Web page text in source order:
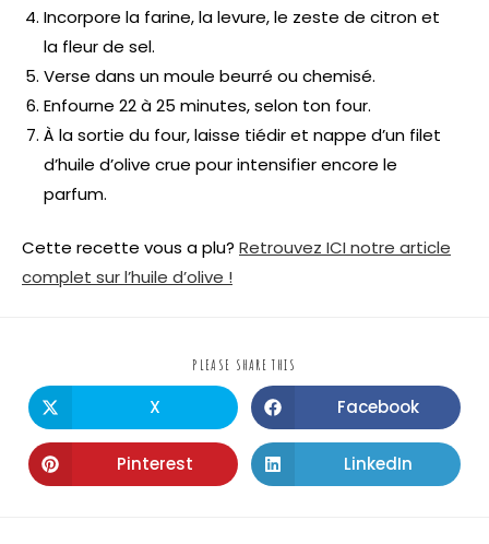
Incorpore la farine, la levure, le zeste de citron et
la fleur de sel.
Verse dans un moule beurré ou chemisé.
Enfourne 22 à 25 minutes, selon ton four.
À la sortie du four, laisse tiédir et nappe d’un filet
d’huile d’olive crue pour intensifier encore le
parfum.
Cette recette vous a plu? Retrouvez ICI notre article
complet sur l’huile d’olive !
PLEASE SHARE THIS
X Facebook
Pinterest LinkedIn